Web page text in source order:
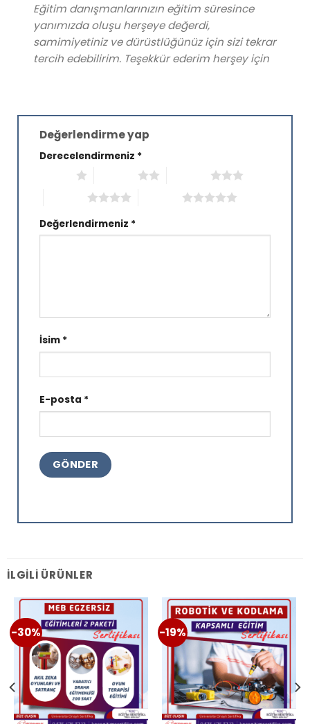
Eğitim danışmanlarınızın eğitim süresince
yanımızda oluşu herşeye değerdi,
samimiyetiniz ve dürüstlüğünüz için sizi tekrar
tercih edebilirim. Teşekkür ederim herşey için
Değerlendirme yap
Derecelendirmeniz *
Değerlendirmeniz *
İsim *
E-posta *
İLGILI ÜRÜNLER
-30% -19%